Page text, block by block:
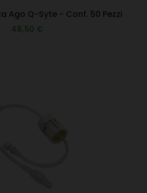
Ago Q-Syte - Conf. 50 Pezzi
48,50 €